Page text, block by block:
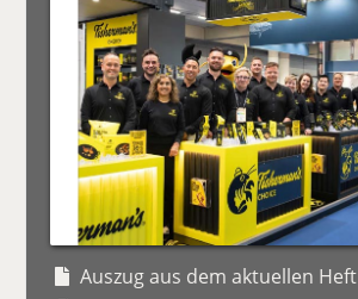
Auszug aus dem aktuellen Heft